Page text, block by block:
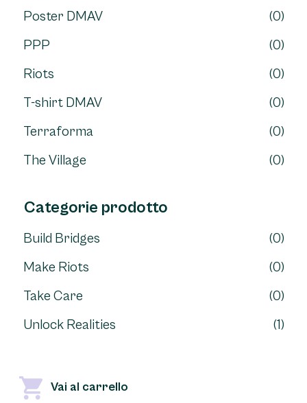
Poster DMAV
(0)
PPP
(0)
Riots
(0)
T-shirt DMAV
(0)
Terraforma
(0)
The Village
(0)
Categorie prodotto
Build Bridges
(0)
Make Riots
(0)
Take Care
(0)
Unlock Realities
(1)
Vai al carrello